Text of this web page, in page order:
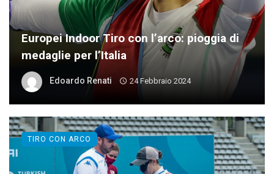
Europei Indoor Tiro con l’arco: pioggia di
medaglie per l’Italia
Edoardo Renati 24 Febbraio 2024
TIRO CON ARCO